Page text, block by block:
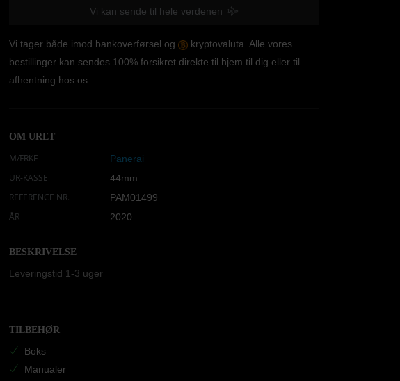
Vi kan sende til hele verdenen
Vi tager både imod bankoverførsel og
kryptovaluta. Alle vores
bestillinger kan sendes 100% forsikret direkte til hjem til dig eller til
afhentning hos os.
OM URET
MÆRKE Panerai
UR-KASSE 44mm
REFERENCE NR. PAM01499
ÅR 2020
BESKRIVELSE
Leveringstid 1-3 uger
TILBEHØR
Boks
Manualer